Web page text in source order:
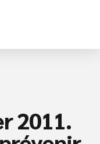
2011.